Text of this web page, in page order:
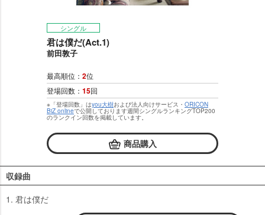
シングル
君は僕だ(Act.1)
前田敦子
最高順位： 2位
登場回数： 15回
※「登場回数」はyou大樹および法人向けサービス・ ORICON
BiZ onlineで公開しております週間シングルランキングTOP200
のランクイン回数を掲載しています。
商品購入
収録曲
1. 君は僕だ